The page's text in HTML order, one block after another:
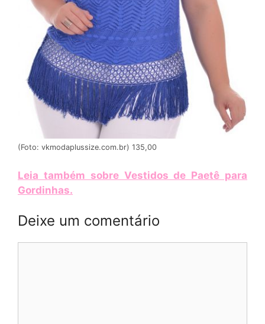
(Foto: vkmodaplussize.com.br) 135,00
Leia também sobre Vestidos de Paetê para
Gordinhas.
Deixe um comentário